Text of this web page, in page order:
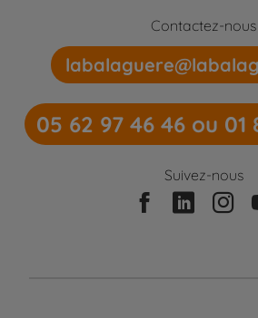
Contactez-nous
05 62 97 46 46 ou 01
Suivez-nous